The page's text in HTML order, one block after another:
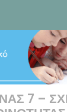
7 –